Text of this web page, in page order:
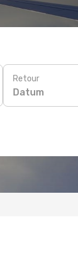
Retour
Datum